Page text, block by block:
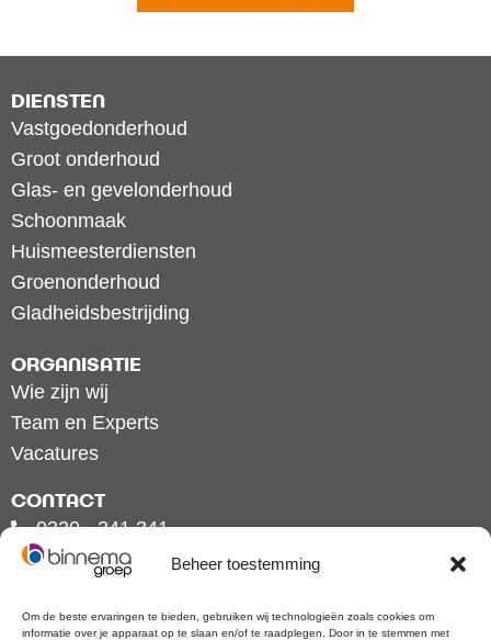
Beheer toestemming
Om de beste ervaringen te bieden, gebruiken wij technologieën zoals cookies om
informatie over je apparaat op te slaan en/of te raadplegen. Door in te stemmen met
DIENSTEN
Vastgoedonderhoud
Groot onderhoud
Glas- en gevelonderhoud
Schoonmaak
Huismeesterdiensten
Groenonderhoud
Gladheidsbestrijding
ORGANISATIE
Wie zijn wij
Team en Experts
Vacatures
CONTACT
0320 - 341 341
info@binnemagroep.nl
Hogeweyselaan 175,1382 JL Weesp